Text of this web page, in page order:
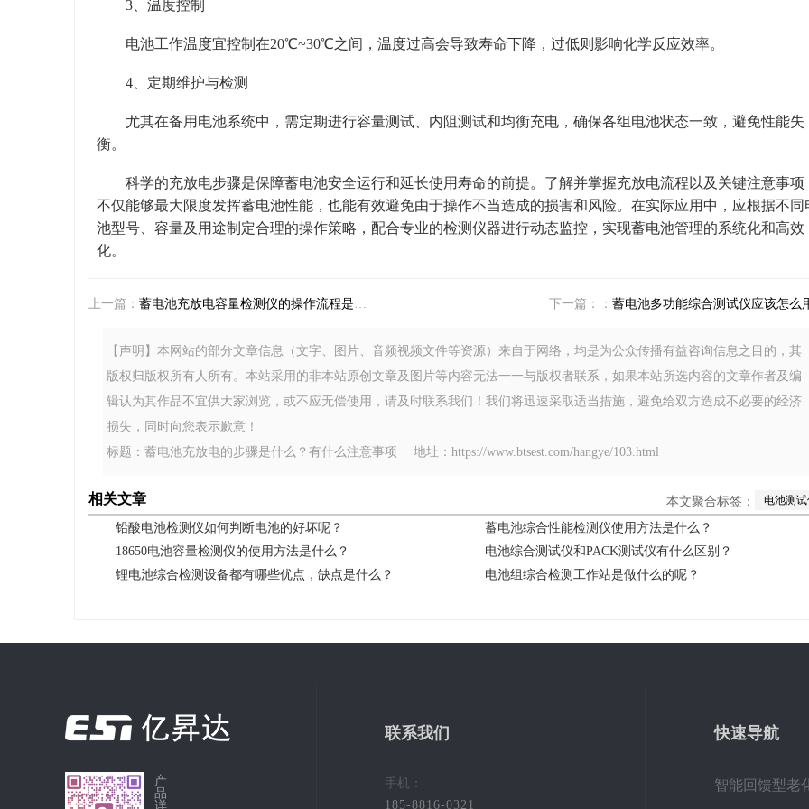
3、温度控制
电池工作温度宜控制在20℃~30℃之间，温度过高会导致寿命下降，过低则影响化学反应效率。
4、定期维护与检测
尤其在备用电池系统中，需定期进行容量测试、内阻测试和均衡充电，确保各组电池状态一致，避免性能失
衡。
科学的充放电步骤是保障蓄电池安全运行和延长使用寿命的前提。了解并掌握充放电流程以及关键注意事项
不仅能够最大限度发挥蓄电池性能，也能有效避免由于操作不当造成的损害和风险。在实际应用中，应根据不同
池型号、容量及用途制定合理的操作策略，配合专业的检测仪器进行动态监控，实现蓄电池管理的系统化和高效
化。
下一篇：： 蓄电池多功能综合测试仪应该怎么
上一篇： 蓄电池充放电容量检测仪的操作流程是什么？
【声明】本网站的部分文章信息（文字、图片、音频视频文件等资源）来自于网络，均是为公众传播有益咨询信息之目的，其
版权归版权所有人所有。本站采用的非本站原创文章及图片等内容无法一一与版权者联系，如果本站所选内容的文章作者及编
辑认为其作品不宜供大家浏览，或不应无偿使用，请及时联系我们！我们将迅速采取适当措施，避免给双方造成不必要的经济
损失，同时向您表示歉意！
标题：蓄电池充放电的步骤是什么？有什么注意事项 地址：https://www.btsest.com/hangye/103.html
本文聚合标签： 电池测试
相关文章
铅酸电池检测仪如何判断电池的好坏呢？
蓄电池综合性能检测仪使用方法是什么？
18650电池容量检测仪的使用方法是什么？
电池综合测试仪和PACK测试仪有什么区别？
锂电池综合检测设备都有哪些优点，缺点是什么？
电池组综合检测工作站是做什么的呢？
产
品
详
联系我们
手机：
185-8816-0321
快速导航
智能回馈型老